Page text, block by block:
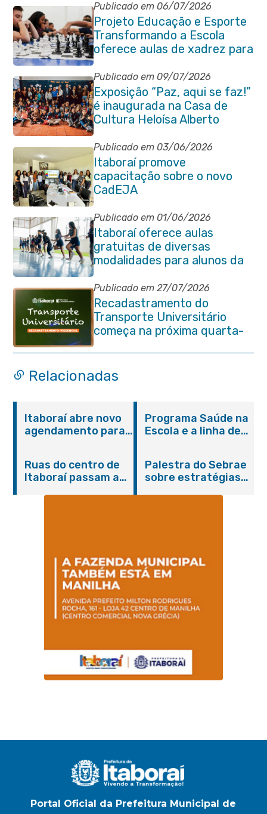
Publicado em 06/07/2026
Projeto Educação e Esporte
Transformando a Escola
oferece aulas de xadrez para
alunos da rede municipal
Publicado em 09/07/2026
Exposição “Paz, aqui se faz!”
é inaugurada na Casa de
Cultura Heloísa Alberto
Torres
Publicado em 03/06/2026
Itaboraí promove
capacitação sobre o novo
CadEJA
Publicado em 01/06/2026
Itaboraí oferece aulas
gratuitas de diversas
modalidades para alunos da
rede municipal de ensino
Publicado em 27/07/2026
Recadastramento do
Transporte Universitário
começa na próxima quarta-
feira (29/07)
Relacionadas
Itaboraí abre novo
agendamento para
Programa Saúde na
Escola e a linha de
promovem
conscientização
sobre hanseníase
Ruas do centro de
Itaboraí passam a
Palestra do Sebrae
sobre estratégias
Portal Oficial da Prefeitura Municipal de